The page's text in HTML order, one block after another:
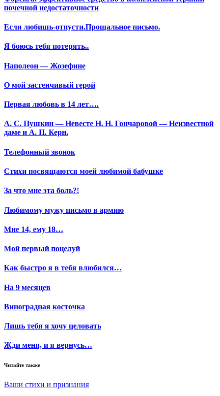
почечной недостаточности
Если любишь-отпусти.Прощальное письмо.
Я боюсь тебя потерять..
Наполеон — Жозефине
О мой застенчивый герой
Первая любовь в 14 лет….
А. С. Пушкин — Невесте Н. Н. Гончаровой — Неизвестной
даме и А. П. Керн.
Телефонный звонок
Стихи посвящаются моей любимой бабушке
За что мне эта боль?!
Любимому мужу письмо в армию
Мне 14, ему 18…
Мой первый поцелуй
Как быстро я в тебя влюбился…
На 9 месяцев
Виноградная косточка
Лишь тебя я хочу целовать
Жди меня, и я вернусь…
Читайте также
Ваши стихи и признания